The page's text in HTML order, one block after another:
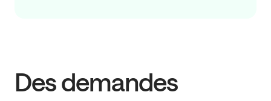
Des demandes